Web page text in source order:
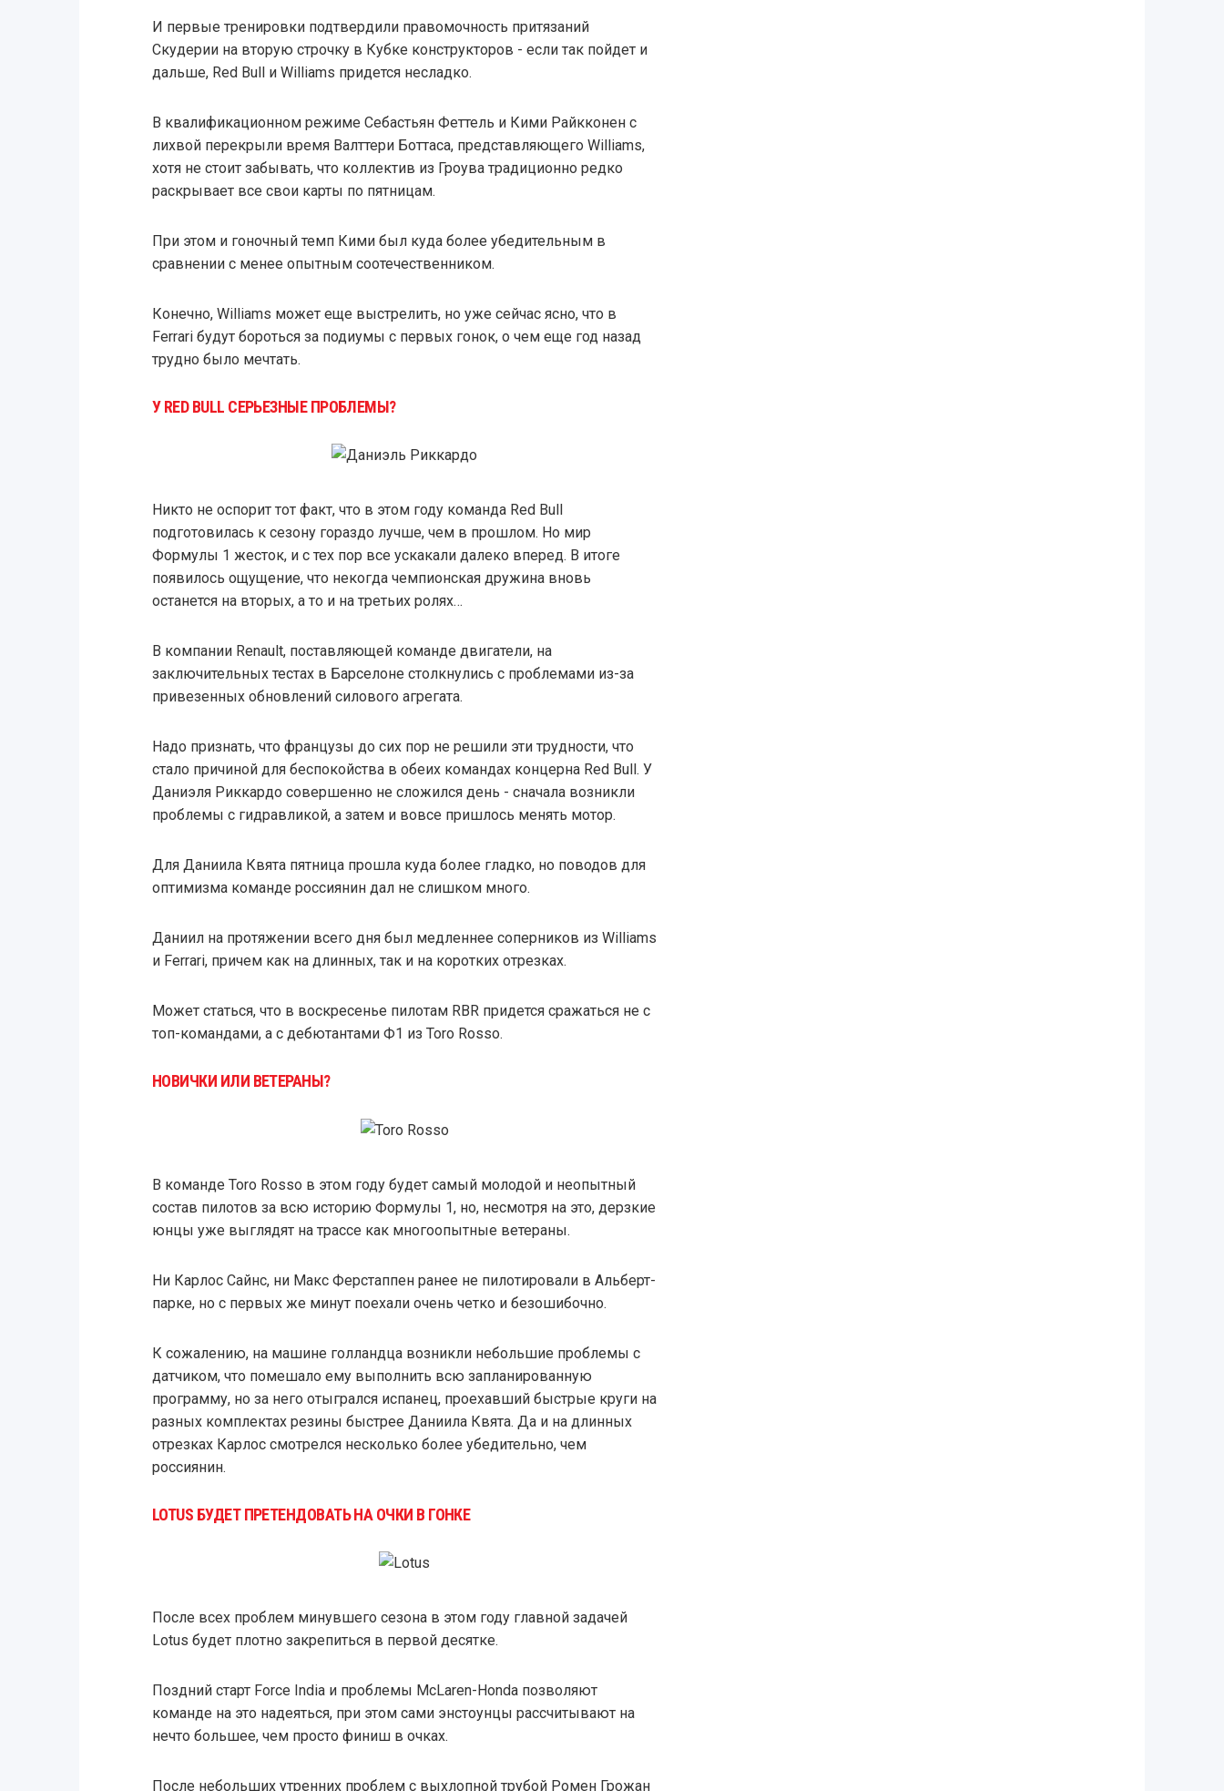
И первые тренировки подтвердили правомочность притязаний
Скудерии на вторую строчку в Кубке конструкторов - если так пойдет и
дальше, Red Bull и Williams придется несладко.
В квалификационном режиме Себастьян Феттель и Кими Райкконен с
лихвой перекрыли время Валттери Боттаса, представляющего Williams,
хотя не стоит забывать, что коллектив из Гроува традиционно редко
раскрывает все свои карты по пятницам.
При этом и гоночный темп Кими был куда более убедительным в
сравнении с менее опытным соотечественником.
Конечно, Williams может еще выстрелить, но уже сейчас ясно, что в
Ferrari будут бороться за подиумы с первых гонок, о чем еще год назад
трудно было мечтать.
У RED BULL СЕРЬЕЗНЫЕ ПРОБЛЕМЫ?
Никто не оспорит тот факт, что в этом году команда Red Bull
подготовилась к сезону гораздо лучше, чем в прошлом. Но мир
Формулы 1 жесток, и с тех пор все ускакали далеко вперед. В итоге
появилось ощущение, что некогда чемпионская дружина вновь
останется на вторых, а то и на третьих ролях…
В компании Renault, поставляющей команде двигатели, на
заключительных тестах в Барселоне столкнулись с проблемами из-за
привезенных обновлений силового агрегата.
Надо признать, что французы до сих пор не решили эти трудности, что
стало причиной для беспокойства в обеих командах концерна Red Bull. У
Даниэля Риккардо совершенно не сложился день - сначала возникли
проблемы с гидравликой, а затем и вовсе пришлось менять мотор.
Для Даниила Квята пятница прошла куда более гладко, но поводов для
оптимизма команде россиянин дал не слишком много.
Даниил на протяжении всего дня был медленнее соперников из Williams
и Ferrari, причем как на длинных, так и на коротких отрезках.
Может статься, что в воскресенье пилотам RBR придется сражаться не с
топ-командами, а с дебютантами Ф1 из Toro Rosso.
НОВИЧКИ ИЛИ ВЕТЕРАНЫ?
В команде Toro Rosso в этом году будет самый молодой и неопытный
состав пилотов за всю историю Формулы 1, но, несмотря на это, дерзкие
юнцы уже выглядят на трассе как многоопытные ветераны.
Ни Карлос Сайнс, ни Макс Ферстаппен ранее не пилотировали в Альберт-
парке, но с первых же минут поехали очень четко и безошибочно.
К сожалению, на машине голландца возникли небольшие проблемы с
датчиком, что помешало ему выполнить всю запланированную
программу, но за него отыгрался испанец, проехавший быстрые круги на
разных комплектах резины быстрее Даниила Квята. Да и на длинных
отрезках Карлос смотрелся несколько более убедительно, чем
россиянин.
LOTUS БУДЕТ ПРЕТЕНДОВАТЬ НА ОЧКИ В ГОНКЕ
После всех проблем минувшего сезона в этом году главной задачей
Lotus будет плотно закрепиться в первой десятке.
Поздний старт Force India и проблемы McLaren-Honda позволяют
команде на это надеяться, при этом сами энстоунцы рассчитывают на
нечто большее, чем просто финиш в очках.
После небольших утренних проблем с выхлопной трубой Ромен Грожан